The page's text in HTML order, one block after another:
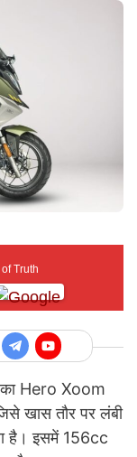
Truth
Hero Xoom
खास तौर पर लंबी
है। इसमें 156cc